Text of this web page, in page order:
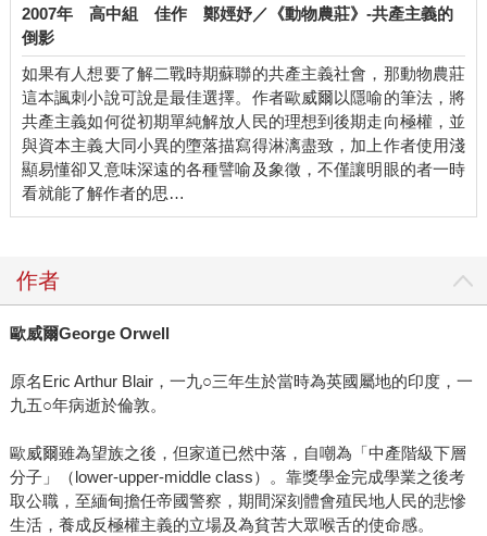
2007年 高中組 佳作 鄭娙妤／《動物農莊》-共產主義的
倒影
如果有人想要了解二戰時期蘇聯的共產主義社會，那動物農莊
這本諷刺小說可說是最佳選擇。作者歐威爾以隱喻的筆法，將
共產主義如何從初期單純解放人民的理想到後期走向極權，並
與資本主義大同小異的墮落描寫得淋漓盡致，加上作者使用淺
顯易懂卻又意味深遠的各種譬喻及象徵，不僅讓明眼的者一時
看就能了解作者的思…
作者
歐威爾George Orwell
原名Eric Arthur Blair，一九○三年生於當時為英國屬地的印度，一
九五○年病逝於倫敦。
歐威爾雖為望族之後，但家道已然中落，自嘲為「中產階級下層
分子」（lower-upper-middle class）。靠獎學金完成學業之後考
取公職，至緬甸擔任帝國警察，期間深刻體會殖民地人民的悲慘
生活，養成反極權主義的立場及為貧苦大眾喉舌的使命感。